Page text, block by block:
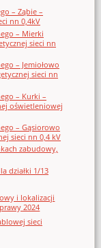
– Ząbie –
nn 0,4kV
– Mierki
sieci nn
– Jemiołowo
sieci nn
– Kurki –
oświetleniowej
– Gąsiorowo
sieci nn 0,4 kV
zabudowy,
działki 1/13
i lokalizacji
2024
sieci